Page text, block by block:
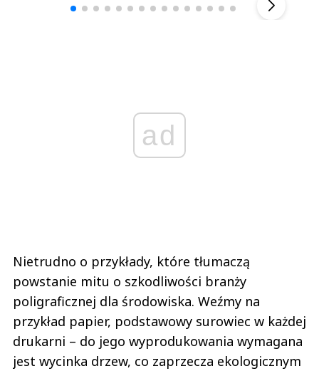
ad
Nietrudno o przykłady, które tłumaczą
powstanie mitu o szkodliwości branży
poligraficznej dla środowiska. Weźmy na
przykład papier, podstawowy surowiec w każdej
drukarni – do jego wyprodukowania wymagana
jest wycinka drzew, co zaprzecza ekologicznym